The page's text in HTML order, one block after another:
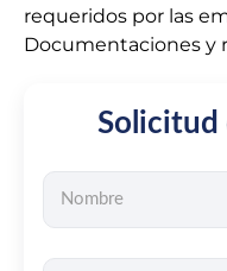
requeridos por las
Documentaciones y
Solicitud